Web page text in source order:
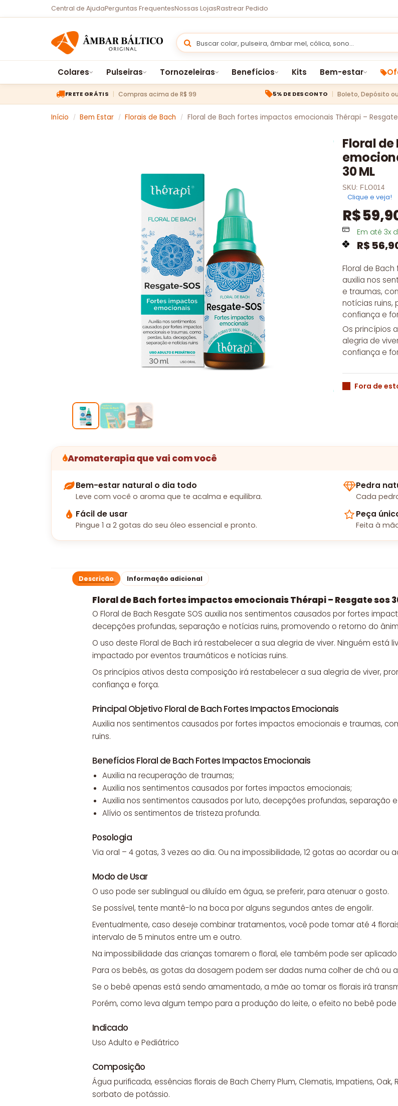
Central de AjudaPerguntas FrequentesNossas LojasRastrear Pedido
Colares Pulseiras Tornozeleiras Benefícios Kits Bem-estar
FRETE GRÁTIS Compras acima de R$ 99 5% DE DESCONTO Boleto, Depósito
Início / Bem Estar / Florais de Bach / Floral de Bach fortes impactos emocionais Thérapi – Resgate
Floral
30 ML
SKU: FLO014
Clique e veja!
R$
Em até3x
R$
Floral de
auxilia nos
e traumas,
notícias ruins,
confiança e
Os princípios
alegria de
confiança e
Fora de
Aromaterapia que vai com você
Bem-estar natural o dia todo
Leve com você o aroma que te acalma e equilibra.
Pedra
Cada
Fácil de usar
Pingue 1 a 2 gotas do seu óleo essencial e pronto.
Peça
Feita à
Descrição Informação adicional
Floral de Bach fortes impactos emocionais Thérapi – Resgate sos
O Floral de Bach Resgate SOS auxilia nos sentimentos causados por fortes
decepções profundas, separação e notícias ruins, promovendo o retorno do
O uso deste Floral de Bach irá restabelecer a sua alegria de viver. Ninguém está
impactado por eventos traumáticos e notícias ruins.
Os princípios ativos desta composição irá restabelecer a sua alegria de viver,
confiança e força.
Principal Objetivo Floral de Bach Fortes Impactos Emocionais
Auxilia nos sentimentos causados por fortes impactos emocionais e traumas,
ruins.
Benefícios Floral de Bach Fortes Impactos Emocionais
Auxilia na recuperação de traumas;
Auxilia nos sentimentos causados por fortes impactos emocionais;
Auxilia nos sentimentos causados por luto, decepções profundas, separação
Alívio os sentimentos de tristeza profunda.
Posologia
Via oral – 4 gotas, 3 vezes ao dia. Ou na impossibilidade, 12 gotas ao acordar ou
Modo de Usar
O uso pode ser sublingual ou diluído em água, se preferir, para atenuar o gosto.
Se possível, tente mantê-lo na boca por alguns segundos antes de engolir.
Eventualmente, caso deseje combinar tratamentos, você pode tomar até 4
intervalo de 5 minutos entre um e outro.
Na impossibilidade das crianças tomarem o floral, ele também pode ser
Para os bebês, as gotas da dosagem podem ser dadas numa colher de chá ou
Se o bebê apenas está sendo amamentado, a mãe ao tomar os florais irá
Porém, como leva algum tempo para a produção do leite, o efeito no bebê
Indicado
Uso Adulto e Pediátrico
Composição
Água purificada, essências florais de Bach Cherry Plum, Clematis, Impatiens, Oak,
sorbato de potássio.